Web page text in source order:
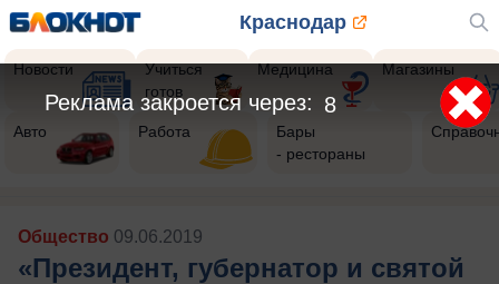
Краснодар
Новости
Учиться
готов
Медицина Магазины
Авто Работа
Бары
- рестораны
Общество 09.06.2019
«Президент, губернатор и святой
5
Реклама закроется через: